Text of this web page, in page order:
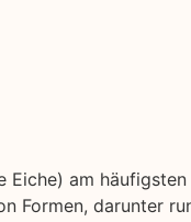
am
Formen, darunter